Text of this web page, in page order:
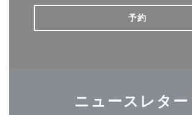
予約
ニュースレター